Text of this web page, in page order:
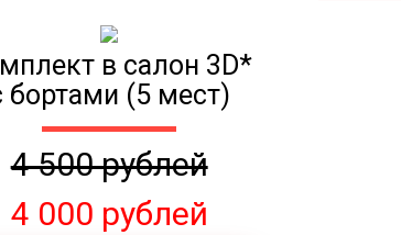
в салон 3D*
бортами (5 мест)
4 500 рублей
4 000 рублей